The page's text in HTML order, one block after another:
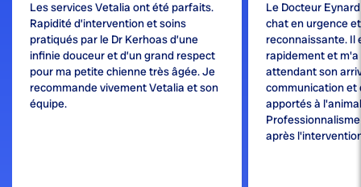
Les services Vetalia ont été parfaits.
Rapidité d’intervention et soins
pratiqués par le Dr Kerhoas d’une
infinie douceur et d’un grand respect
pour ma petite chienne très âgée. Je
recommande vivement Vetalia et son
équipe.
Le Docteur
chat en urgence
reconnaissante. Il
rapidement et m'a
attendant son
communication et
apportés à
après